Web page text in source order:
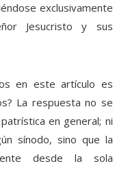
exclusivamente
Jesucristo y sus
en este artículo es
La respuesta no se
en general; ni
sínodo, sino que la
desde la sola